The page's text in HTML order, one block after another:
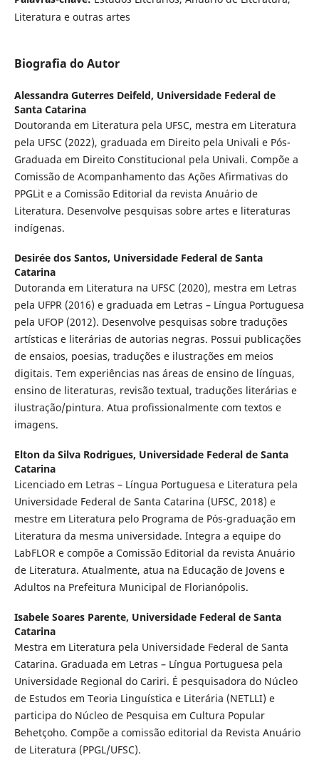
Literatura e outras artes
Biografia do Autor
Alessandra Guterres Deifeld, Universidade Federal de
Santa Catarina
Doutoranda em Literatura pela UFSC, mestra em Literatura
pela UFSC (2022), graduada em Direito pela Univali e Pós-
Graduada em Direito Constitucional pela Univali. Compõe a
Comissão de Acompanhamento das Ações Afirmativas do
PPGLit e a Comissão Editorial da revista Anuário de
Literatura. Desenvolve pesquisas sobre artes e literaturas
indígenas.
Desirée dos Santos, Universidade Federal de Santa
Catarina
Dutoranda em Literatura na UFSC (2020), mestra em Letras
pela UFPR (2016) e graduada em Letras – Língua Portuguesa
pela UFOP (2012). Desenvolve pesquisas sobre traduções
artísticas e literárias de autorias negras. Possui publicações
de ensaios, poesias, traduções e ilustrações em meios
digitais. Tem experiências nas áreas de ensino de línguas,
ensino de literaturas, revisão textual, traduções literárias e
ilustração/pintura. Atua profissionalmente com textos e
imagens.
Elton da Silva Rodrigues, Universidade Federal de Santa
Catarina
Licenciado em Letras – Língua Portuguesa e Literatura pela
Universidade Federal de Santa Catarina (UFSC, 2018) e
mestre em Literatura pelo Programa de Pós-graduação em
Literatura da mesma universidade. Integra a equipe do
LabFLOR e compõe a Comissão Editorial da revista Anuário
de Literatura. Atualmente, atua na Educação de Jovens e
Adultos na Prefeitura Municipal de Florianópolis.
Isabele Soares Parente, Universidade Federal de Santa
Catarina
Mestra em Literatura pela Universidade Federal de Santa
Catarina. Graduada em Letras – Língua Portuguesa pela
Universidade Regional do Cariri. É pesquisadora do Núcleo
de Estudos em Teoria Linguística e Literária (NETLLI) e
participa do Núcleo de Pesquisa em Cultura Popular
Behetçoho. Compõe a comissão editorial da Revista Anuário
de Literatura (PPGL/UFSC).